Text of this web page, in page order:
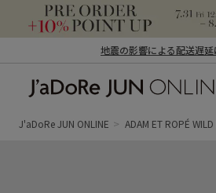
地震の影響による配送遅延
ン オンライン）
J'aDoRe JUN ONLINE ADAM ET ROPÉ WILD